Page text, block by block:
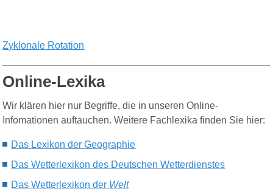
Zyklonale Rotation
Online-Lexika
Wir klären hier nur Begriffe, die in unseren Online-
Infomationen auftauchen. Weitere Fachlexika finden Sie hier:
Das Lexikon der Geographie
Das Wetterlexikon des Deutschen Wetterdienstes
Das Wetterlexikon der Welt